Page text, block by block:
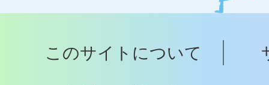
ッ
へ
このサイトについて